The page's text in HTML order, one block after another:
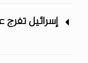
إسرائيل